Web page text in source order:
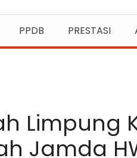
Lakukan Study Inspirasi ke SD
PPDB PRESTASI
Limpung
Jamda